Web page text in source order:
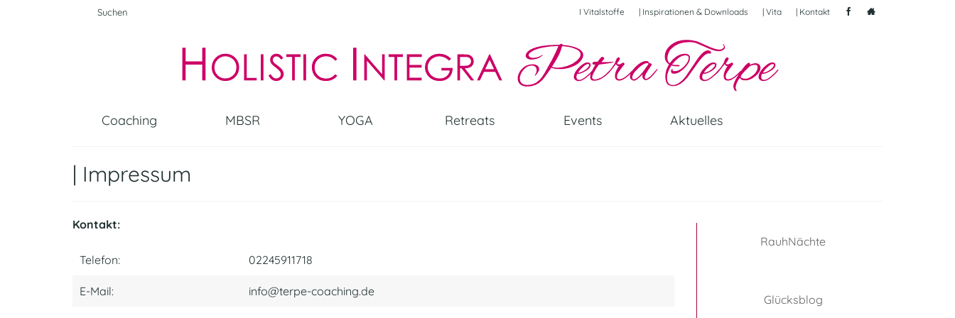
I Vitalstoffe | Inspirationen & Downloads | Vita | Kontakt
Suche
Coaching MBSR YOGA Retreats Events Aktuelles
| Impressum
Kontakt:
Telefon: 02245911718
E-Mail: info@terpe-coaching.de
RauhNächte
Glücksblog